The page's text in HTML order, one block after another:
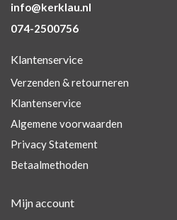
info@kerklau.nl
074-2500756
Klantenservice
Verzenden & retourneren
Klantenservice
Algemene voorwaarden
Privacy Statement
Betaalmethoden
Mijn account